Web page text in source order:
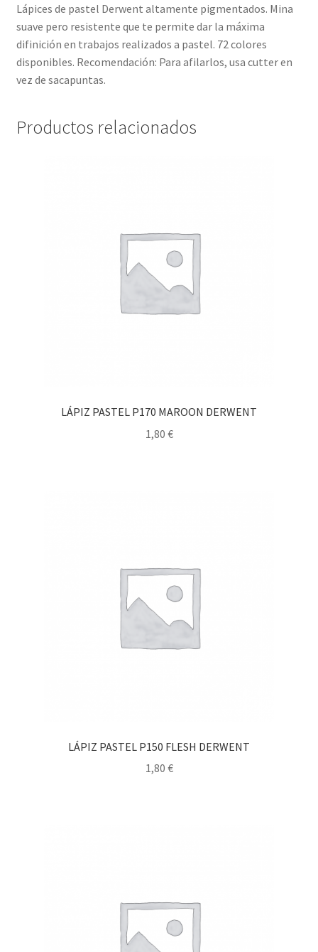
Lápices de pastel Derwent altamente pigmentados. Mina
suave pero resistente que te permite dar la máxima
difinición en trabajos realizados a pastel. 72 colores
disponibles. Recomendación: Para afilarlos, usa cutter en
vez de sacapuntas.
Productos relacionados
LÁPIZ PASTEL P170 MAROON DERWENT
1,80 €
LÁPIZ PASTEL P150 FLESH DERWENT
1,80 €